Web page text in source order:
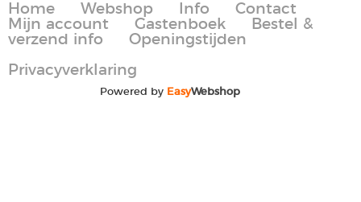
Home Webshop Info
Contact
Mijn account
Gastenboek
Bestel &
verzend info
Openingstijden
Privacyverklaring
Powered by EasyWebshop